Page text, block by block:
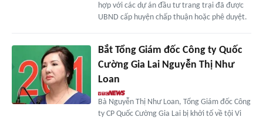
hợp với các dự án đầu tư trang trại đã được
UBND cấp huyện chấp thuận hoặc phê duyệt.
Bắt Tổng Giám đốc Công ty Quốc
Cường Gia Lai Nguyễn Thị Như
Loan
Bà Nguyễn Thị Như Loan, Tổng Giám đốc Công
ty CP Quốc Cường Gia Lai bị khởi tố về tội Vi